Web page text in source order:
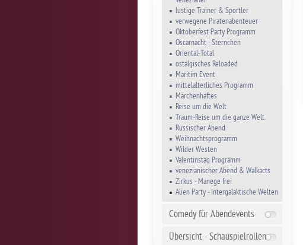
lustige Trainer & Sportler
verwegene Piratenabenteuer
Oktoberfest Party Programm
Oscarnacht - Sternchen
Oriental-Total
ostalgisches Reloaded
Maritim Event
mittelalterliches Programm
Märchenhaftes
Reise um die Welt
Traum-Reise um die ganze Welt
Russischer Abend
Weihnachtsprogramm
Wilder Westen
Valentinstag Programm
venezianischer Abend & Walkacts
Zirkus - Manege frei
Alien Party - Intergalaktische Welten
Comedy für Abendevents
Übersicht - Schauspielrollen